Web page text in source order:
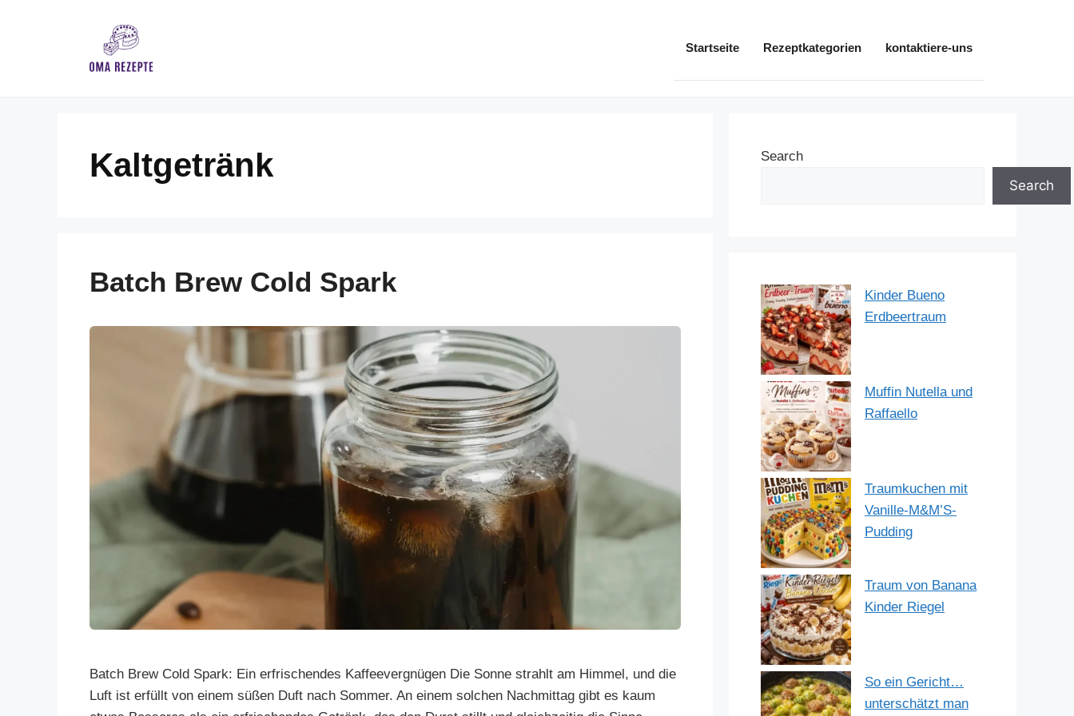
Startseite Rezeptkategorien kontaktiere-uns
Kaltgetränk
Batch Brew Cold Spark
Batch Brew Cold Spark: Ein erfrischendes Kaffeevergnügen Die Sonne strahlt am Himmel, und die
Luft ist erfüllt von einem süßen Duft nach Sommer. An einem solchen Nachmittag gibt es kaum
Search
Search
Kinder Bueno
Erdbeertraum
Muffin Nutella und
Raffaello
Traumkuchen mit
Vanille-M&M’S-
Pudding
Traum von Banana
Kinder Riegel
So ein Gericht…
unterschätzt man